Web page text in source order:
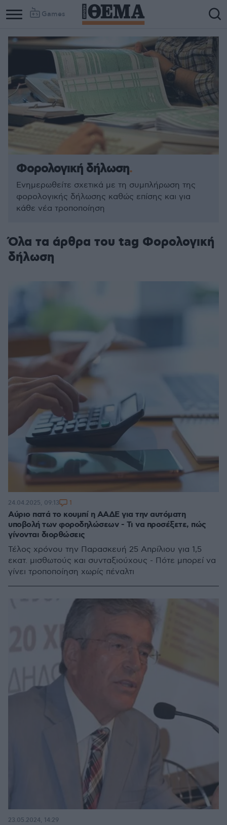
Games
Φορολογική δήλωση
Ενημερωθείτε σχετικά με τη συμπλήρωση της
φορολογικής δήλωσης καθώς επίσης και για
κάθε νέα τροποποίηση
Όλα τα άρθρα του tag Φορολογική
δήλωση
Αύριο πατά το κουμπί η ΑΑΔΕ για την αυτόματη
υποβολή των φοροδηλώσεων - Τι να προσέξετε, πώς
γίνονται διορθώσεις
Τέλος χρόνου την Παρασκευή 25 Απρίλιου για 1,5
εκατ. μισθωτούς και συνταξιούχους - Πότε μπορεί να
γίνει τροποποίηση χωρίς πέναλτι
24.04.2025, 09:13 1
23.05.2024, 14:29